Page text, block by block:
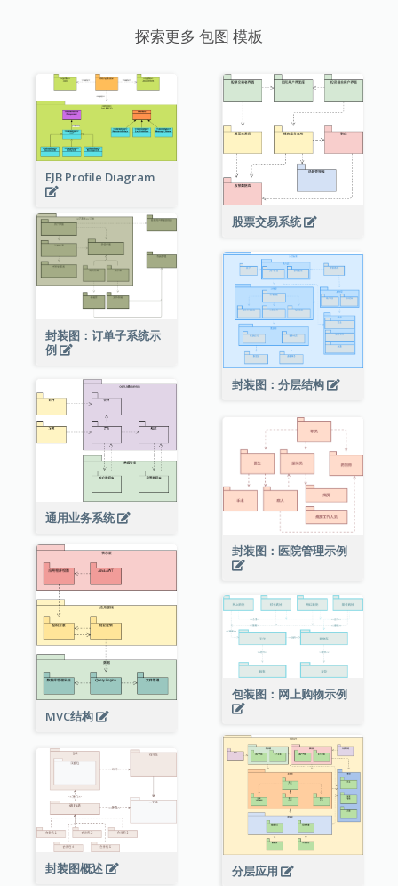
探索更多 包图 模板
EJB Profile Diagram
股票交易系统
封装图：订单子系统示
例
封装图：分层结构
通用业务系统
封装图：医院管理示例
MVC结构
包装图：网上购物示例
分层应用
封装图概述